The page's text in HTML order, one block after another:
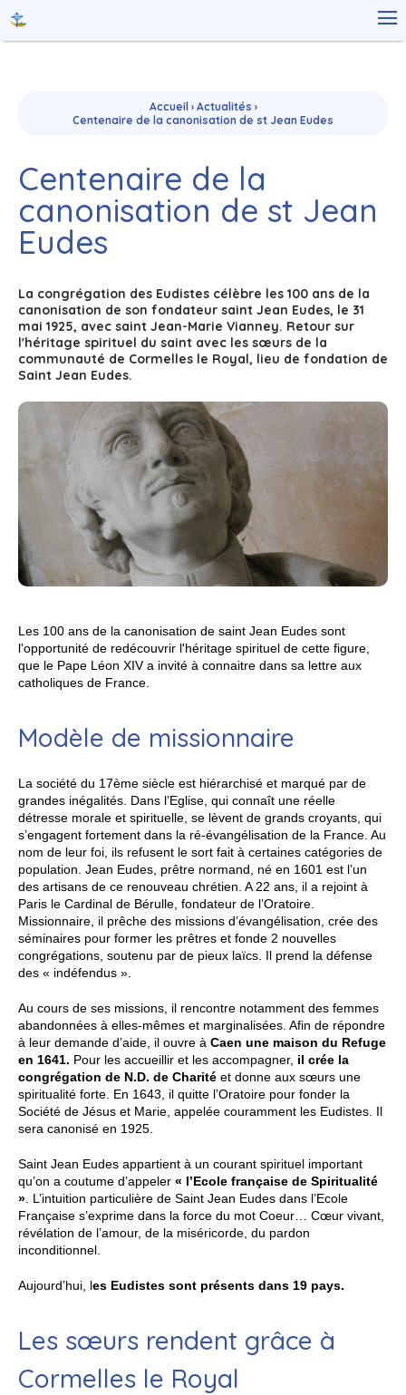
contenu.
Aller
personnels

Accueil › Actualités ›
Centenaire de la canonisation de st Jean Eudes
Centenaire de la
canonisation de st Jean
Eudes
La congrégation des Eudistes célèbre les 100 ans de la
canonisation de son fondateur saint Jean Eudes, le 31
mai 1925, avec saint Jean-Marie Vianney. Retour sur
l'héritage spirituel du saint avec les sœurs de la
communauté de Cormelles le Royal, lieu de fondation de
Saint Jean Eudes.
Les 100 ans de la canonisation de saint Jean Eudes sont
l'opportunité de redécouvrir l'héritage spirituel de cette figure,
que le Pape Léon XIV a invité à connaitre dans sa lettre aux
catholiques de France.
Modèle de missionnaire
La société du 17ème siècle est hiérarchisé et marqué par de
grandes inégalités. Dans l’Eglise, qui connaît une réelle
détresse morale et spirituelle, se lèvent de grands croyants, qui
s’engagent fortement dans la ré-évangélisation de la France. Au
nom de leur foi, ils refusent le sort fait à certaines catégories de
population. Jean Eudes, prêtre normand, né en 1601 est l’un
des artisans de ce renouveau chrétien. A 22 ans, il a rejoint à
Paris le Cardinal de Bérulle, fondateur de l’Oratoire.
Missionnaire, il prêche des missions d’évangélisation, crée des
séminaires pour former les prêtres et fonde 2 nouvelles
congrégations, soutenu par de pieux laïcs. Il prend la défense
des « indéfendus ».
Au cours de ses missions, il rencontre notamment des femmes
abandonnées à elles-mêmes et marginalisées. Afin de répondre
à leur demande d’aide, il ouvre à Caen une maison du Refuge
en 1641. Pour les accueillir et les accompagner, il crée la
congrégation de N.D. de Charité et donne aux sœurs une
spiritualité forte. En 1643, il quitte l’Oratoire pour fonder la
Société de Jésus et Marie, appelée couramment les Eudistes. Il
sera canonisé en 1925.
Saint Jean Eudes appartient à un courant spirituel important
qu’on a coutume d’appeler « l’Ecole française de Spiritualité
» . L’intuition particulière de Saint Jean Eudes dans l’Ecole
Française s’exprime dans la force du mot Coeur… Cœur vivant,
révélation de l’amour, de la miséricorde, du pardon
inconditionnel.
Aujourd’hui, les Eudistes sont présents dans 19 pays.
Les sœurs rendent grâce à
Cormelles le Royal